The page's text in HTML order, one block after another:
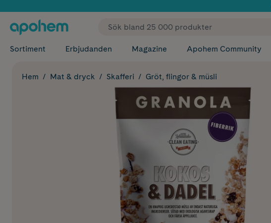
✓ Fri frakt
Sortiment Erbjudanden Magazine Apohem Community
Hem Mat & dryck Skafferi Gröt, flingor & müsli